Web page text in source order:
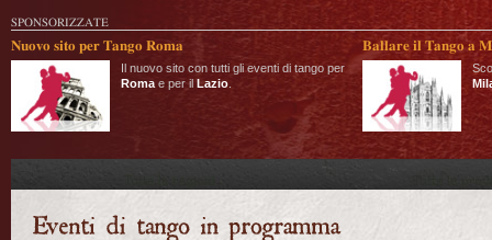
SPONSORIZZATE
Nuovo sito per Tango Roma
Il nuovo sito con tutti gli eventi di tango per
Roma e per il Lazio
Ballare il Tango a